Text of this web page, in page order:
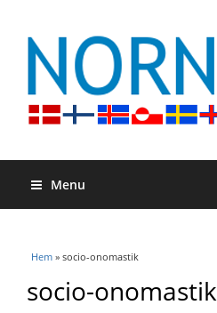
Menu
Du är här
Hem » socio-onomastik
socio-onomastik